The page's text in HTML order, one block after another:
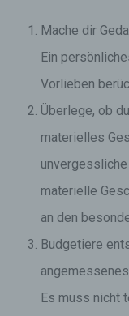
Mache dir
Ein
Vorlieben
Überlege, ob
materielles
materielle
an den
Budgetiere
Es muss nicht